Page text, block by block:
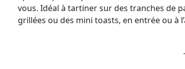
vous. Idéal à tartiner sur des tranches de
grillées ou des mini toasts, en entrée ou à